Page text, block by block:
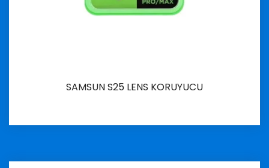
SAMSUN S25 LENS KORUYUCU